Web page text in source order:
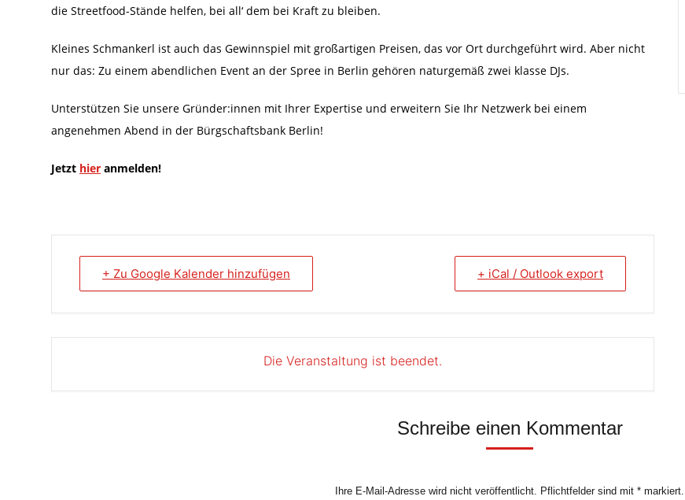
die Streetfood-Stände helfen, bei all‘ dem bei Kraft zu bleiben.
Kleines Schmankerl ist auch das Gewinnspiel mit großartigen Preisen, das vor Ort durchgeführt wird. Aber nicht
nur das: Zu einem abendlichen Event an der Spree in Berlin gehören naturgemäß zwei klasse DJs.
Unterstützen Sie unsere Gründer:innen mit Ihrer Expertise und erweitern Sie Ihr Netzwerk bei einem
angenehmen Abend in der Bürgschaftsbank Berlin!
Jetzt hier anmelden!
+ Zu Google Kalender hinzufügen + iCal / Outlook export
Die Veranstaltung ist beendet.
Schreibe einen Kommentar
Ihre E-Mail-Adresse wird nicht veröffentlicht. Pflichtfelder sind mit * markiert.